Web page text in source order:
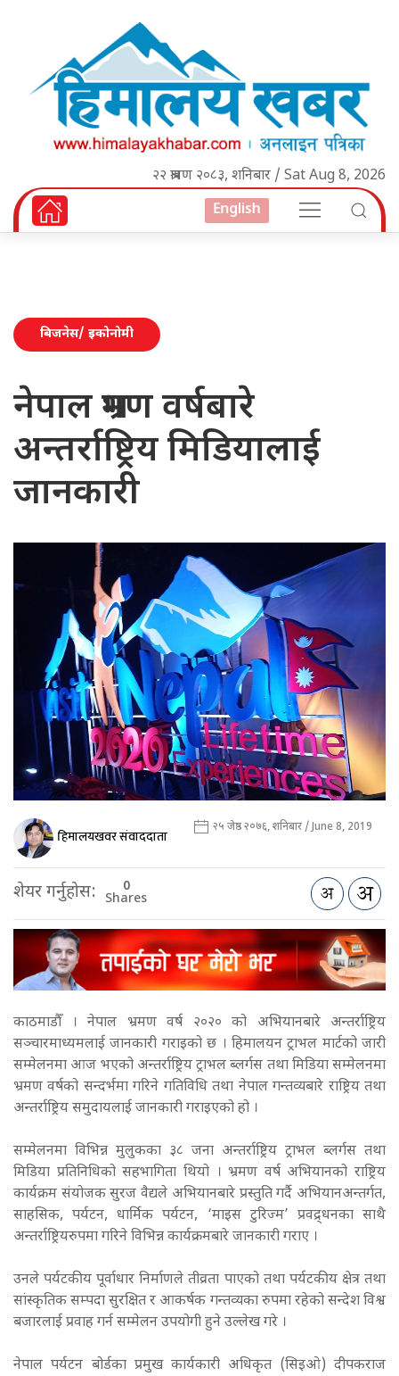
२२ श्रावण २०८३, शनिबार / Sat Aug 8, 2026
English
बिजनेस/ इकोनोमी
नेपाल भ्रमण वर्षबारे
अन्तर्राष्ट्रिय मिडियालाई
जानकारी
हिमालयखवर संवाददाता २५ जेष्ठ २०७६, शनिबार / June 8, 2019
शेयर गर्नुहोस: 0
Shares
काठमाडौँ । नेपाल भ्रमण वर्ष २०२० को अभियानबारे अन्तर्राष्ट्रिय
सञ्चारमाध्यमलाई जानकारी गराइको छ । हिमालयन ट्राभल मार्टको जारी
सम्मेलनमा आज भएको अन्तर्राष्ट्रिय ट्राभल ब्लर्गस तथा मिडिया सम्मेलनमा
भ्रमण वर्षको सन्दर्भमा गरिने गतिविधि तथा नेपाल गन्तव्यबारे राष्ट्रिय तथा
अन्तर्राष्ट्रिय समुदायलाई जानकारी गराइएको हो ।
सम्मेलनमा विभिन्न मुलुकका ३८ जना अन्तर्राष्ट्रिय ट्राभल ब्लर्गस तथा
मिडिया प्रतिनिधिको सहभागिता थियो । भ्रमण वर्ष अभियानको राष्ट्रिय
कार्यक्रम संयोजक सुरज वैद्यले अभियानबारे प्रस्तुति गर्दै अभियानअन्तर्गत,
साहसिक, पर्यटन, धार्मिक पर्यटन, ‘माइस टुरिज्म’ प्रवद्र्धनका साथै
अन्तर्राष्ट्रियरुपमा गरिने विभिन्न कार्यक्रमबारे जानकारी गराए ।
उनले पर्यटकीय पूर्वाधार निर्माणले तीव्रता पाएको तथा पर्यटकीय क्षेत्र तथा
सांस्कृतिक सम्पदा सुरक्षित र आकर्षक गन्तव्यका रुपमा रहेको सन्देश विश्व
बजारलाई प्रवाह गर्न सम्मेलन उपयोगी हुने उल्लेख गरे ।
नेपाल पर्यटन बोर्डका प्रमुख कार्यकारी अधिकृत (सिइओ) दीपकराज